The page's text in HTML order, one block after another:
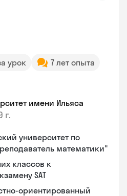
урок
7 лет опыта
имени Ильяса
г.
университет по
математики"
классов к
SAT
ориентированный